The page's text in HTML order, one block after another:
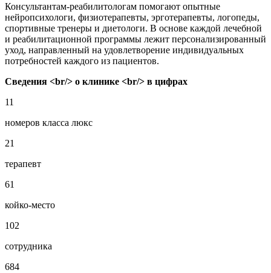
Консультантам-реабилитологам помогают опытные
нейропсихологи, физиотерапевты, эрготерапевты, логопеды,
спортивные тренеры и диетологи. В основе каждой лечебной
и реабилитационной программы лежит персонализированный
уход, направленный на удовлетворение индивидуальных
потребностей каждого из пациентов.
Сведения <br/> о клинике <br/> в цифрах
11
номеров класса люкс
21
терапевт
61
койко-место
102
сотрудника
684